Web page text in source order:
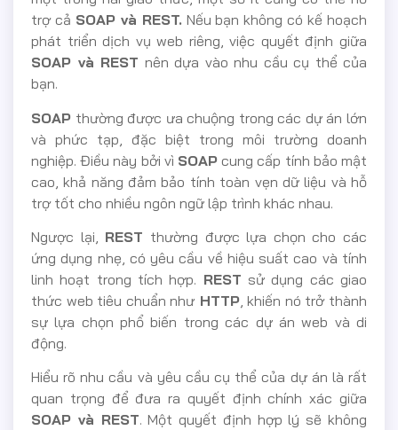
trợ cả SOAP và REST. Nếu bạn không có kế hoạch
phát triển dịch vụ web riêng, việc quyết định giữa
SOAP và REST nên dựa vào nhu cầu cụ thể của
bạn.
SOAP thường được ưa chuộng trong các dự án lớn
và phức tạp, đặc biệt trong môi trường doanh
nghiệp. Điều này bởi vì SOAP cung cấp tính bảo mật
cao, khả năng đảm bảo tính toàn vẹn dữ liệu và hỗ
trợ tốt cho nhiều ngôn ngữ lập trình khác nhau.
Ngược lại, REST thường được lựa chọn cho các
ứng dụng nhẹ, có yêu cầu về hiệu suất cao và tính
linh hoạt trong tích hợp. REST sử dụng các giao
thức web tiêu chuẩn như HTTP, khiến nó trở thành
sự lựa chọn phổ biến trong các dự án web và di
động.
Hiểu rõ nhu cầu và yêu cầu cụ thể của dự án là rất
quan trọng để đưa ra quyết định chính xác giữa
SOAP và REST. Một quyết định hợp lý sẽ không